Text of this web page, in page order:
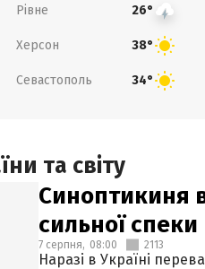
Рівне 26°
Херсон 38°
Севастополь 34°
та світу
Синоптикиня
сильної спеки
7 серпня, 08:00 2113
Наразі в Україні